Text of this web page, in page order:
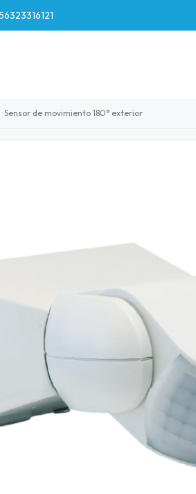
Sensor de movimiento 180° exterior